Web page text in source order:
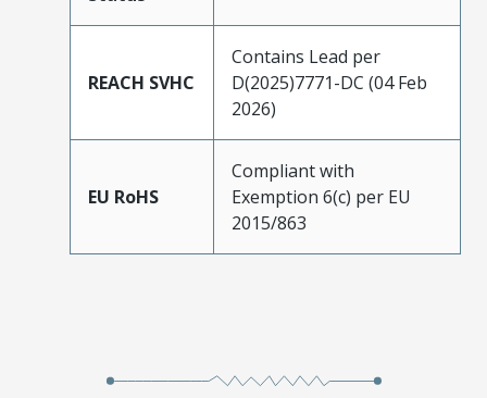
REACH SVHC
Contains Lead per
D(2025)7771-DC (04 Feb
2026)
EU RoHS
Compliant with
Exemption 6(c) per EU
2015/863